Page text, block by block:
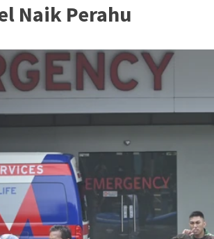
Naik Perahu